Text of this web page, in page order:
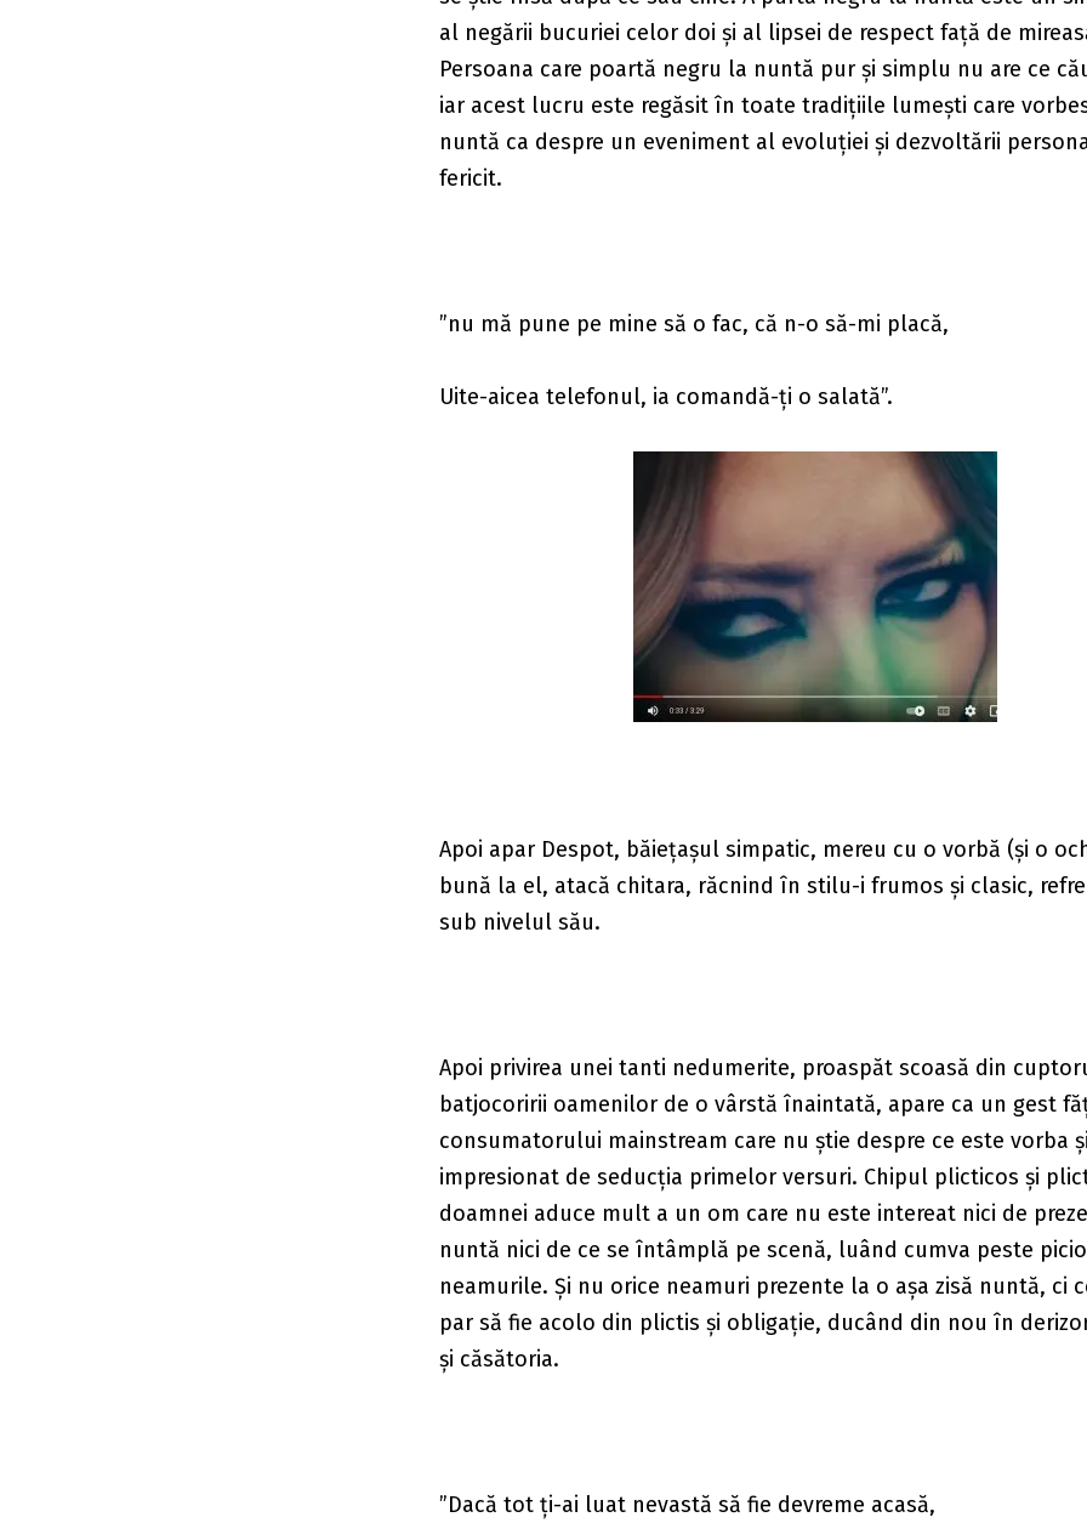
al negării bucuriei celor doi și al lipsei de respect față de
Persoana care poartă negru la nuntă pur și simplu nu are ce
iar acest lucru este regăsit în toate tradițiile lumești care
nuntă ca despre un eveniment al evoluției și dezvoltării
fericit.
”nu mă pune pe mine să o fac, că n-o să-mi placă,
Uite-aicea telefonul, ia comandă-ți o salată”.
Apoi apar Despot, băiețașul simpatic, mereu cu o vorbă (și o
bună la el, atacă chitara, răcnind în stilu-i frumos și clasic,
sub nivelul său.
Apoi privirea unei tanti nedumerite, proaspăt scoasă din
batjocoririi oamenilor de o vârstă înaintată, apare ca un gest
consumatorului mainstream care nu știe despre ce este vorba
impresionat de seducția primelor versuri. Chipul plicticos și
doamnei aduce mult a un om care nu este intereat nici de
nuntă nici de ce se întâmplă pe scenă, luând cumva peste
neamurile. Și nu orice neamuri prezente la o așa zisă nuntă, ci
par să fie acolo din plictis și obligație, ducând din nou în
și căsătoria.
”Dacă tot ți-ai luat nevastă să fie devreme acasă,